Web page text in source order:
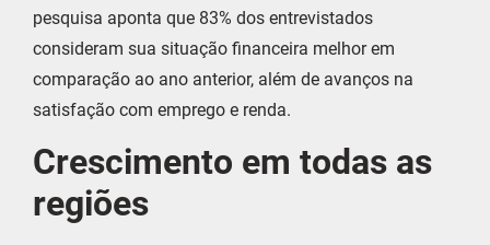
pesquisa aponta que 83% dos entrevistados
consideram sua situação financeira melhor em
comparação ao ano anterior, além de avanços na
satisfação com emprego e renda.
Crescimento em todas as
regiões